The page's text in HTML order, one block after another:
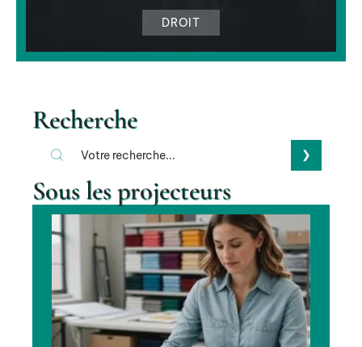
DROIT
Recherche
Sous les projecteurs